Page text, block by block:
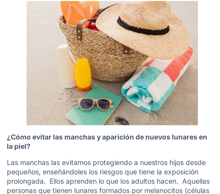
¿Cómo evitar las manchas y aparición de nuevos lunares en
la piel?
Las manchas las evitamos protegiendo a nuestros hijos desde
pequeños, enseñándoles los riesgos que tiene la exposición
prolongada. Ellos aprenden lo que los adultos hacen. Aquellas
personas que tienen lunares formados por melanocitos (células